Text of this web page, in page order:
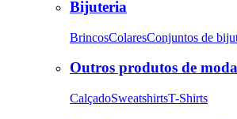
Bijuteria
BrincosColaresConjuntos de
Outros produtos de moda
CalçadoSweatshirtsT-Shirts